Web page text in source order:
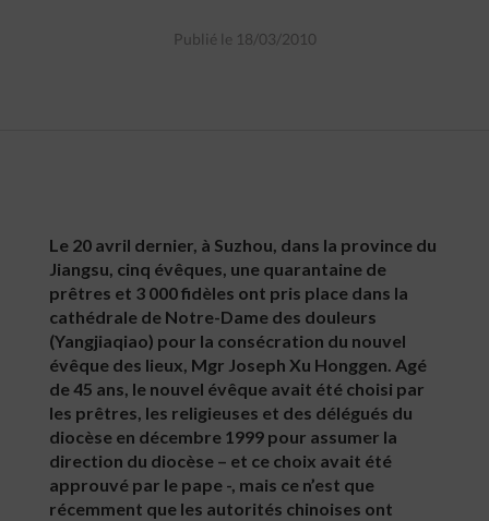
Publié le 18/03/2010
Le 20 avril dernier, à Suzhou, dans la province du
Jiangsu, cinq évêques, une quarantaine de
prêtres et 3 000 fidèles ont pris place dans la
cathédrale de Notre-Dame des douleurs
(Yangjiaqiao) pour la consécration du nouvel
évêque des lieux, Mgr Joseph Xu Honggen. Agé
de 45 ans, le nouvel évêque avait été choisi par
les prêtres, les religieuses et des délégués du
diocèse en décembre 1999 pour assumer la
direction du diocèse – et ce choix avait été
approuvé par le pape -, mais ce n’est que
récemment que les autorités chinoises ont